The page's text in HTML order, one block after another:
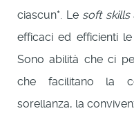
ciascun*. Le soft skills
efficaci ed efficienti
Sono abilità che ci
che facilitano la
sorellanza, la